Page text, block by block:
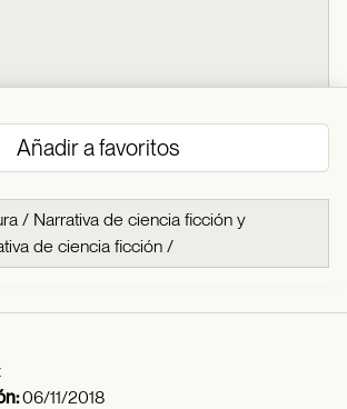
Añadir a favoritos
/ Narrativa de ciencia ficción y
de ciencia ficción /
06/11/2018